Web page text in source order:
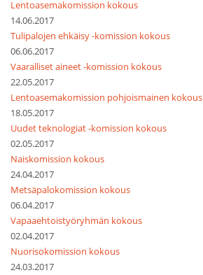
Lentoasemakomission kokous
14.06.2017
Tulipalojen ehkäisy -komission kokous
06.06.2017
Vaaralliset aineet -komission kokous
22.05.2017
Lentoasemakomission pohjoismainen kokous
18.05.2017
Uudet teknologiat -komission kokous
02.05.2017
Naiskomission kokous
24.04.2017
Metsäpalokomission kokous
06.04.2017
Vapaaehtoistyöryhmän kokous
02.04.2017
Nuorisokomission kokous
24.03.2017